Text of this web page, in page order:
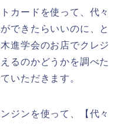
カードを使って、代々
できたらいいのに、と
進学会のお店でクレジ
るのかどうかを調べた
いただきます。
ジンを使って、【代々